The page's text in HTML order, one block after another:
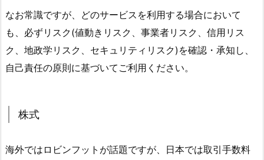
なお常識ですが、どのサービスを利用する場合において
も、必ずリスク(値動きリスク、事業者リスク、信用リス
ク、地政学リスク、セキュリティリスク)を確認・承知し、
自己責任の原則に基づいてご利用ください。
株式
海外ではロビンフットが話題ですが、日本では取引手数料